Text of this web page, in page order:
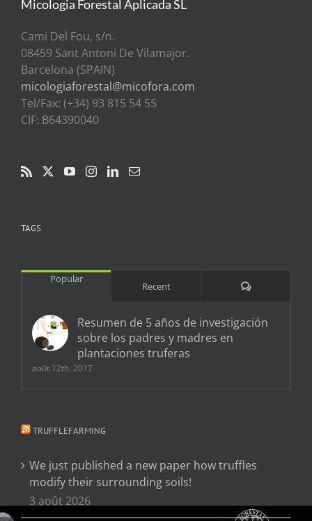
Micologia Forestal Aplicada SL
Cami Del Fou, s/n.
08459 Sant Antoni De Vilamajor.
Barcelona (SPAIN)
micologiaforestal@micofora.com
Tel/Fax: (+34) 93 815 54 55
CIF: B64390040
TAGS
Popular
Recent Comments
Resumen de 5 años de investigación
sobre los padres y madres en
plantaciones truferas
août 12th, 2017
TRUFFLEFARMING
We just published a new paper how truffles
modify their surrounding soils!
3 août 2026